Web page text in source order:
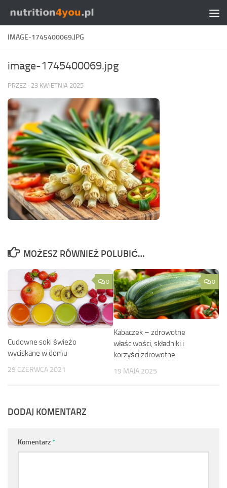
Przejdź do treści
IMAGE-1745400069.JPG
image-1745400069.jpg
PRZEZ · 23 KWIETNIA 2025
MOŻESZ RÓWNIEŻ POLUBIĆ…
0
Cudowne soki świeżo
wyciskane w domu
29 CZERWCA 2021
0
Kabaczek – zdrowotne
właściwości, składniki i
korzyści zdrowotne
19 MAJA 2025
DODAJ KOMENTARZ
Komentarz*